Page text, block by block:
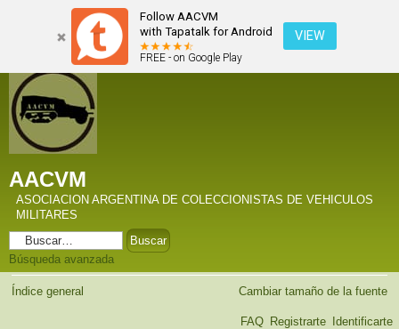
Follow AACVM
with Tapatalk for Android
FREE - on Google Play
VIEW
AACVM
ASOCIACION ARGENTINA DE COLECCIONISTAS DE VEHICULOS
MILITARES
Búsqueda avanzada
Índice general Cambiar tamaño de la fuente
FAQ Registrarte Identificarte